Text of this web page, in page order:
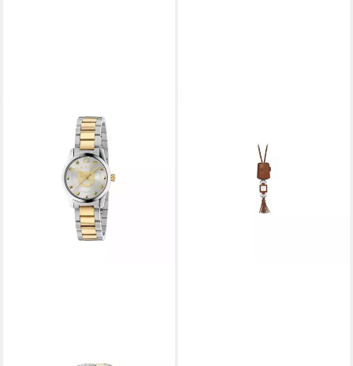
Lederband mit Etui, Swiss
UVP695,00 €